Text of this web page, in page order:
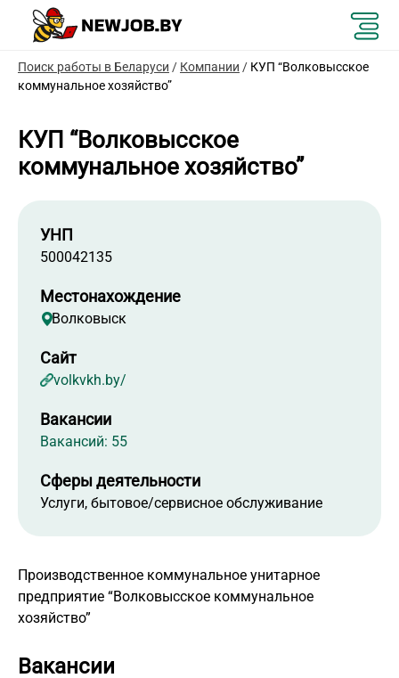
Поиск работы в Беларуси / Компании / КУП “Волковысское
коммунальное хозяйство”
КУП “Волковысское
коммунальное хозяйство”
УНП
500042135
Местонахождение
Волковыск
Сайт
volkvkh.by/
Вакансии
Вакансий: 55
Сферы деятельности
Услуги, бытовое/сервисное обслуживание
Производственное коммунальное унитарное
предприятие “Волковысское коммунальное
хозяйство”
Вакансии